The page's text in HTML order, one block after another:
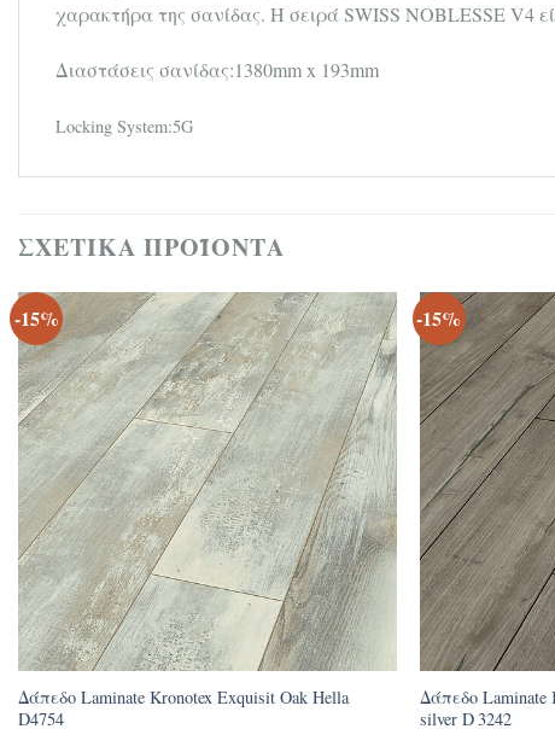
χαρακτήρα της σανίδας. Η σειρά SWISS NOBLESSE V4
Διαστάσεις σανίδας:1380mm x 193mm
Locking System:5G
ΣΧΕΤΙΚΆ ΠΡΟΪΌΝΤΑ
-15%
Δάπεδο Laminate Kronotex Exquisit Oak Hella
D4754
-15%
Δάπεδο Laminate
silver D 3242